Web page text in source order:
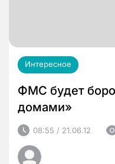
Интересное
ФМС будет
домами»
08:55 / 21.06.12